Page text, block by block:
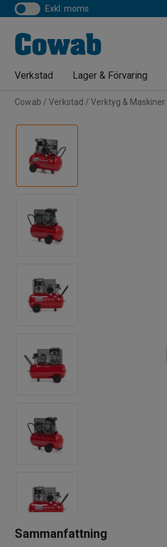
exkl. moms
Verkstad Lager & Förvaring
Cowab Verkstad Verktyg & Maskiner
Sammanfattning